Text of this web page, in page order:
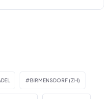
BIRMENSDORF (ZH)